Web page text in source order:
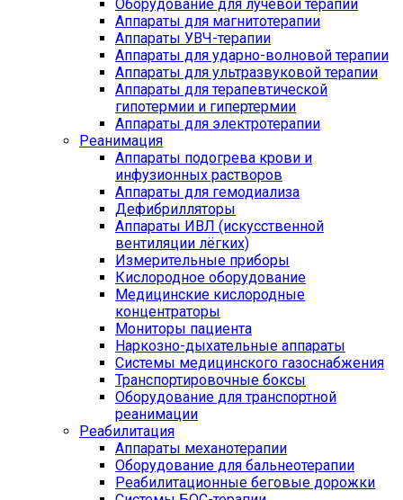
Оборудование для лучевой терапии
Аппараты для магнитотерапии
Аппараты УВЧ-терапии
Аппараты для ударно-волновой терапии
Аппараты для ультразвуковой терапии
Аппараты для терапевтической
гипотермии и гипертермии
Аппараты для электротерапии
Реанимация
Аппараты подогрева крови и
инфузионных растворов
Аппараты для гемодиализа
Дефибрилляторы
Аппараты ИВЛ (искусственной
вентиляции лёгких)
Измерительные приборы
Кислородное оборудование
Медицинские кислородные
концентраторы
Мониторы пациента
Наркозно-дыхательные аппараты
Системы медицинского газоснабжения
Транспортировочные боксы
Оборудование для транспортной
реанимации
Реабилитация
Аппараты механотерапии
Оборудование для бальнеотерапии
Реабилитационные беговые дорожки